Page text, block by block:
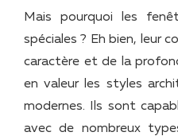
Mais pourquoi les
spéciales ? Eh bien, leur
caractère et de la
en valeur les styles
modernes. Ils sont
avec de nombreux